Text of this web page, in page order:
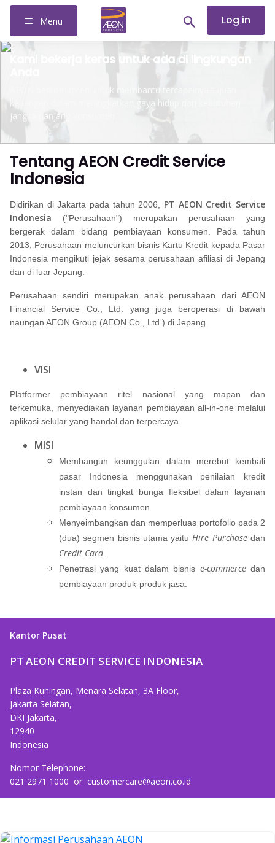
Log in
Menu
Kami bekerja keras untuk ada di lingkungan
AEON berkomitmen untuk membantu tercapainya tujuan
keuangan dalam meningkatkan gaya hidup dan kebutuhan
jangka panjang konsumen
Tentang AEON Credit Service
Indonesia
Didirikan di Jakarta pada tahun 2006, PT AEON Credit Service
Indonesia
("Perusahaan") merupakan perusahaan yang
bergerak dalam bidang pembiayaan konsumen. Pada tahun
2013, Perusahaan meluncurkan bisnis Kartu Kredit kepada Pasar
Indonesia mengikuti jejak sesama perusahaan afiliasi di Jepang
dan di luar Jepang.
Perusahaan sendiri merupakan anak perusahaan dari AEON
Financial Service Co., Ltd. yang juga beroperasi di bawah
naungan AEON Group (AEON Co., Ltd.) di Jepang.
VISI
Platformer pembiayaan ritel nasional yang mapan dan
terkemuka, menyediakan layanan pembiayaan all-in-one melalui
aplikasi selular yang handal dan terpercaya.
MISI
Membangun keunggulan dalam merebut kembali
pasar Indonesia menggunakan penilaian kredit
instan dan tingkat bunga fleksibel dalam layanan
pembiayaan konsumen.
Menyeimbangkan dan memperluas portofolio pada 2
(dua) segmen bisnis utama yaitu Hire Purchasedan
Credit Card.
Penetrasi yang kuat dalam bisnis e-commercedan
pembiayaan produk-produk jasa.
Kantor Pusat
PT AEON CREDIT SERVICE INDONESIA
Plaza Kuningan, Menara Selatan, 3A Floor,
Jakarta Selatan,
DKI Jakarta,
12940
Indonesia
Nomor Telephone:
021 2971 1000 or customercare@aeon.co.id